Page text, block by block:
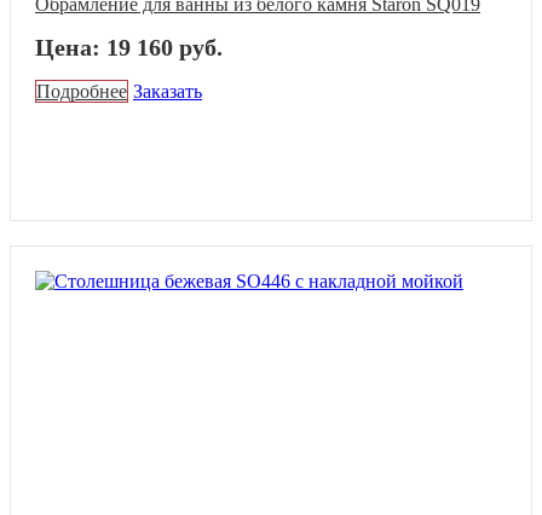
Цена: 19 160 руб.
Подробнее Заказать